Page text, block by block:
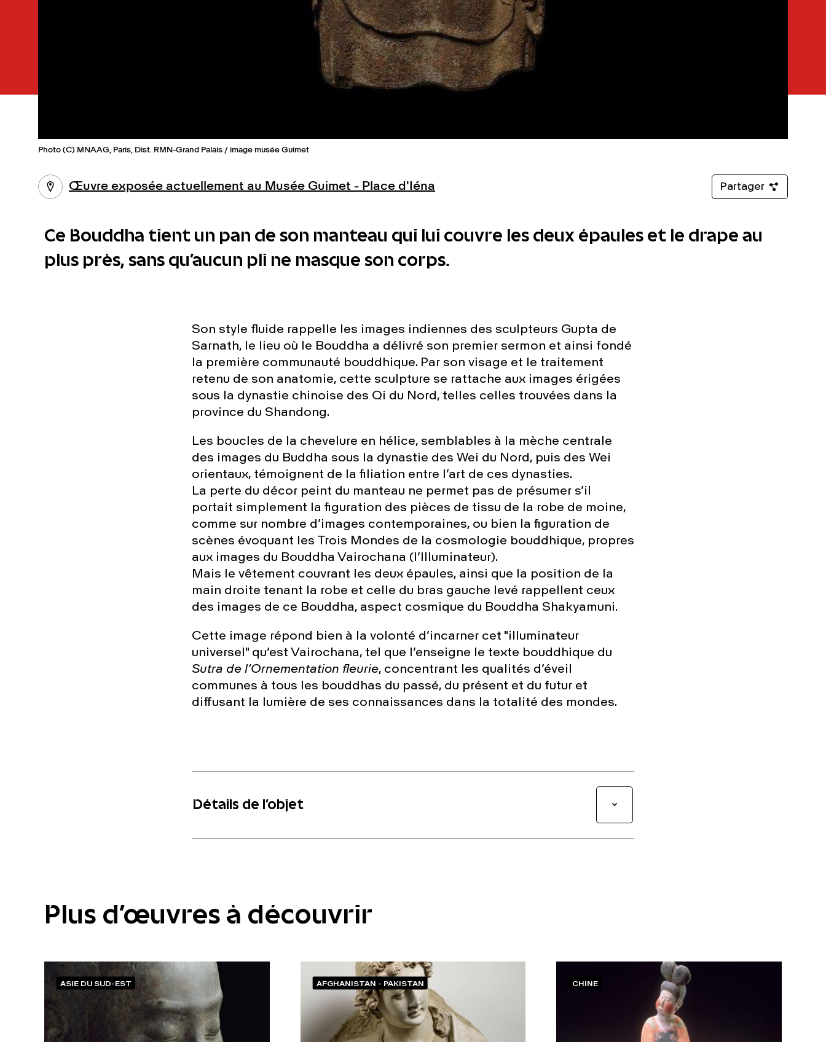
Photo (C) MNAAG, Paris, Dist. RMN-Grand Palais / image musée Guimet
Œuvre exposée actuellement au Musée Guimet - Place d'Iéna Partager
Ce Bouddha tient un pan de son manteau qui lui couvre les deux épaules et le drape au
plus près, sans qu’aucun pli ne masque son corps.
Son style fluide rappelle les images indiennes des sculpteurs Gupta de
Sarnath, le lieu où le Bouddha a délivré son premier sermon et ainsi fondé
la première communauté bouddhique. Par son visage et le traitement
retenu de son anatomie, cette sculpture se rattache aux images érigées
sous la dynastie chinoise des Qi du Nord, telles celles trouvées dans la
province du Shandong.
Les boucles de la chevelure en hélice, semblables à la mèche centrale
des images du Buddha sous la dynastie des Wei du Nord, puis des Wei
orientaux, témoignent de la filiation entre l’art de ces dynasties.
La perte du décor peint du manteau ne permet pas de présumer s’il
portait simplement la figuration des pièces de tissu de la robe de moine,
comme sur nombre d’images contemporaines, ou bien la figuration de
scènes évoquant les Trois Mondes de la cosmologie bouddhique, propres
aux images du Bouddha Vairochana (l’Illuminateur).
Mais le vêtement couvrant les deux épaules, ainsi que la position de la
main droite tenant la robe et celle du bras gauche levé rappellent ceux
des images de ce Bouddha, aspect cosmique du Bouddha Shakyamuni.
Cette image répond bien à la volonté d’incarner cet "illuminateur
universel" qu’est Vairochana, tel que l’enseigne le texte bouddhique du
Sutra de l’Ornementation fleurie, concentrant les qualités d’éveil
communes à tous les bouddhas du passé, du présent et du futur et
diffusant la lumière de ses connaissances dans la totalité des mondes.
Détails de l’objet
Plus d'œuvres à découvrir
ASIE DU SUD-EST AFGHANISTAN - PAKISTAN CHINE